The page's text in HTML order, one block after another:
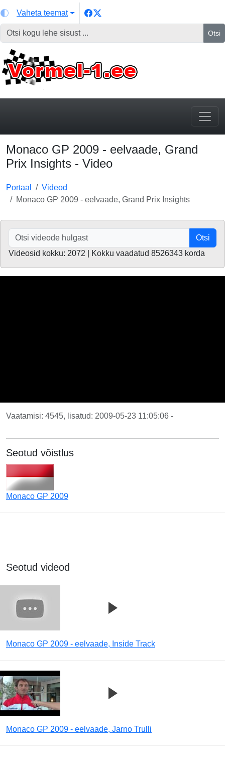
Vaheta teemat
Otsi
Monaco GP 2009 - eelvaade, Grand
Prix Insights - Video
Portaal
Videod
Monaco GP 2009 - eelvaade, Grand Prix Insights
Otsi
Videosid kokku: 2072 | Kokku vaadatud 8526343 korda
Vaatamisi: 4545, lisatud: 2009-05-23 11:05:06 -
Seotud võistlus
Monaco GP 2009
Seotud videod
Monaco GP 2009 - eelvaade, Inside Track
Monaco GP 2009 - eelvaade, Jarno Trulli